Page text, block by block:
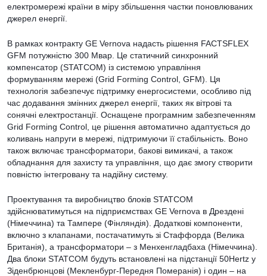
електромережі країни в міру збільшення частки поновлюваних
джерел енергії.
В рамках контракту GE Vernova надасть рішення FACTSFLEX
GFM потужністю 300 Мвар. Це статичний синхронний
компенсатор (STATCOM) із системою управління
формуванням мережі (Grid Forming Control, GFM). Ця
технологія забезпечує підтримку енергосистеми, особливо під
час додавання змінних джерел енергії, таких як вітрові та
сонячні електростанції. Оснащене програмним забезпеченням
Grid Forming Control, це рішення автоматично адаптується до
коливань напруги в мережі, підтримуючи її стабільність. Воно
також включає трансформатори, бакові вимикачі, а також
обладнання для захисту та управління, що дає змогу створити
повністю інтегровану та надійну систему.
Проектування та виробництво блоків STATCOM
здійснюватимуться на підприємствах GE Vernova в Дрездені
(Німеччина) та Тампере (Фінляндія). Додаткові компоненти,
включно з клапанами, постачатимуть зі Стаффорда (Велика
Британія), а трансформатори – з Менхенгладбаха (Німеччина).
Два блоки STATCOM будуть встановлені на підстанції 50Hertz у
Зіденбрюнцові (Мекленбург-Передня Померанія) і один – на